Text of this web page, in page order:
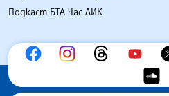
Подкаст БТА Час ЛИК